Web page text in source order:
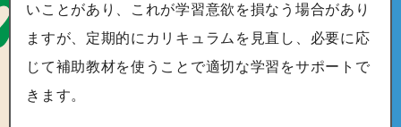
いことがあり、これが学習意欲を損なう場合があり
ますが、定期的にカリキュラムを見直し、必要に応
じて補助教材を使うことで適切な学習をサポートで
きます。